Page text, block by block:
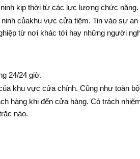
kịp thời từ các lực lượng chức năng.
củakhu vực cửa tiệm. Tin vào sự
từ nơi khác tới hay những người
24/24 giờ.
khu vực cửa chính. Cũng như toàn
hàng khi đến cửa hàng. Có trách
nào.